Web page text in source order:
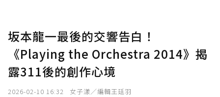
坂本龍一最後的交響告白！
《Playing the Orchestra 2014》揭
露311後的創作心境
2026-02-10 16:32 女子漾／編輯王廷羽